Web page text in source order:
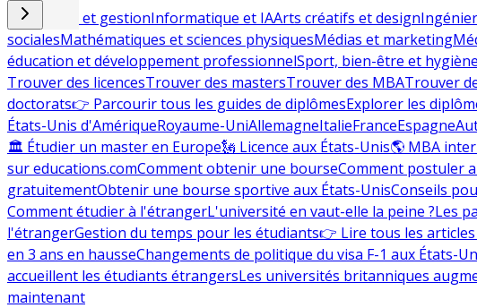
Commerce et gestionInformatique et IAArts créatifs et design
socialesMathématiques et sciences physiquesMédias et marketing
éducation et développement professionnelSport, bien-être et
Trouver des licencesTrouver des mastersTrouver des MBATrouver
doctorats👉 Parcourir tous les guides de diplômesExplorer les
États-Unis d'AmériqueRoyaume-UniAllemagneItalieFranceEspagne
🏛 Étudier un master en Europe🗽 Licence aux États-Unis🌎 MBA
sur educations.comComment obtenir une bourseComment postuler
gratuitementObtenir une bourse sportive aux États-UnisConseils
Comment étudier à l'étrangerL'université en vaut-elle la peine ?Les
l'étrangerGestion du temps pour les étudiants👉 Lire tous les
en 3 ans en hausseChangements de politique du visa F-1 aux États-
accueillent les étudiants étrangersLes universités britanniques
maintenant